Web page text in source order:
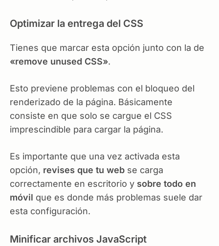
Optimizar la entrega del CSS
Tienes que marcar esta opción junto con la de
«remove unused CSS».
Esto previene problemas con el bloqueo del
renderizado de la página. Básicamente
consiste en que solo se cargue el CSS
imprescindible para cargar la página.
Es importante que una vez activada esta
opción, revises que tu web se carga
correctamente en escritorio y sobre todo en
móvil que es donde más problemas suele dar
esta configuración.
Minificar archivos JavaScript